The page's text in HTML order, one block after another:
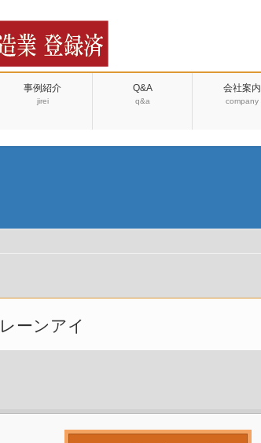
事例紹介
jirei
Q&A
q&a
会社案内
company
ーンアイ